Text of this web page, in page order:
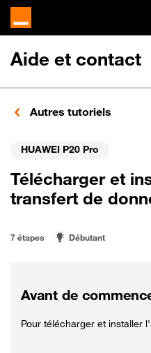
Aide et contact
Autres tutoriels
HUAWEI P20 Pro
Télécharger et
transfert de
7 étapes Débutant
Avant de
Pour télécharger et installer